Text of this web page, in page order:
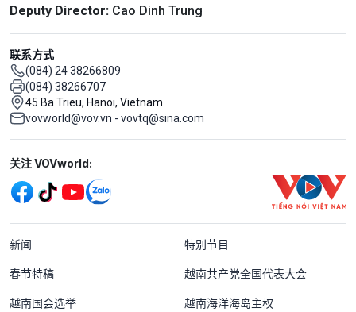
Deputy Director: Cao Dinh Trung
联系方式
(084) 24 38266809
(084) 38266707
45 Ba Trieu, Hanoi, Vietnam
vovworld@vov.vn - vovtq@sina.com
Mạng xã hội
关注 VOVworld:
Menu footer tiếng Trung Quốc
新闻 特别节目
春节特稿 越南共产党全国代表大会
越南国会选举 越南海洋海岛主权